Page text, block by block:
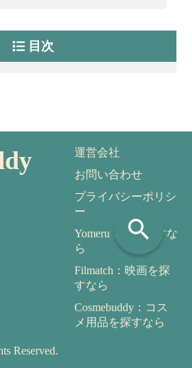
目次
search
運営会社
お問い合わせ
プライバシーポリシ
ー
Yomeru：本を探すな
ら
Filmatch：映画を探
すなら
Cosmebuddy：コス
メ用品を探すなら
Reserved.